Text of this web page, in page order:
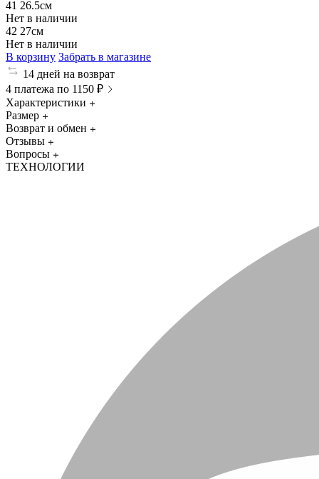
41 26.5см
Нет в наличии
42 27см
Нет в наличии
В корзину Забрать в магазине
14 дней на возврат
4 платежа по 1150 ₽
Характеристики
Размер
Возврат и обмен
Отзывы
Вопросы
ТЕХНОЛОГИИ